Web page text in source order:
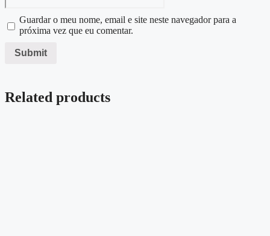
Guardar o meu nome, email e site neste navegador para a
próxima vez que eu comentar.
Related products